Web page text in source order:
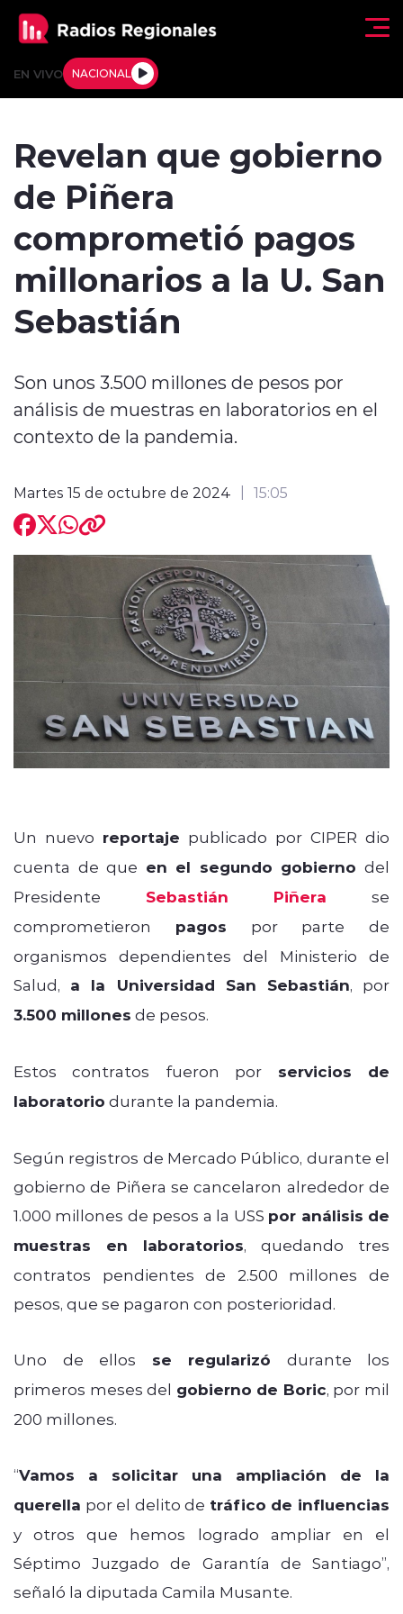
EN VIVO NACIONAL
Deportes
Internacional
Entrevistas
Revelan que gobierno
de Piñera
comprometió pagos
millonarios a la U. San
Sebastián
Son unos 3.500 millones de pesos por
análisis de muestras en laboratorios en el
contexto de la pandemia.
Martes 15 de octubre de 2024 15:05
Un nuevo reportaje publicado por CIPER dio
cuenta de que en el segundo gobierno del
Presidente Sebastián Piñera se
comprometieron pagos por parte de
organismos dependientes del Ministerio de
Salud, a la Universidad San Sebastián, por
3.500 millones de pesos.
Estos contratos fueron por servicios de
laboratorio durante la pandemia.
Según registros de Mercado Público, durante el
gobierno de Piñera se cancelaron alrededor de
1.000 millones de pesos a la USS por análisis de
muestras en laboratorios, quedando tres
contratos pendientes de 2.500 millones de
pesos, que se pagaron con posterioridad.
Uno de ellos se regularizó durante los
primeros meses del gobierno de Boric, por mil
200 millones.
“Vamos a solicitar una ampliación de la
querella por el delito de tráfico de influencias
y otros que hemos logrado ampliar en el
Séptimo Juzgado de Garantía de Santiago”,
señaló la diputada Camila Musante.